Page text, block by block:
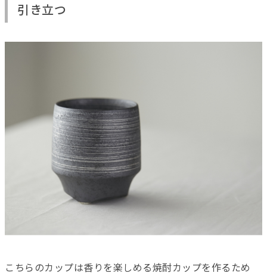
引き立つ
こちらのカップは香りを楽しめる焼酎カップを作るため